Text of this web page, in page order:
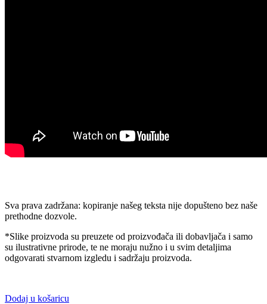
Sva prava zadržana: kopiranje našeg teksta nije dopušteno bez naše
prethodne dozvole.
*Slike proizvoda su preuzete od proizvođača ili dobavljača i samo
su ilustrativne prirode, te ne moraju nužno i u svim detaljima
odgovarati stvarnom izgledu i sadržaju proizvoda.
Dodaj u košaricu